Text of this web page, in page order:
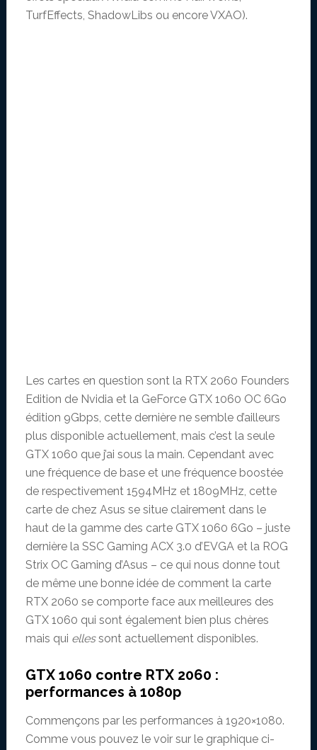
TurfEffects, ShadowLibs ou encore VXAO).
Les cartes en question sont la RTX 2060 Founders
Edition de Nvidia et la GeForce GTX 1060 OC 6Go
édition 9Gbps, cette dernière ne semble d’ailleurs
plus disponible actuellement, mais c’est la seule
GTX 1060 que j’ai sous la main. Cependant avec
une fréquence de base et une fréquence boostée
de respectivement 1594MHz et 1809MHz, cette
carte de chez Asus se situe clairement dans le
haut de la gamme des carte GTX 1060 6Go – juste
dernière la SSC Gaming ACX 3.0 d’EVGA et la ROG
Strix OC Gaming d’Asus – ce qui nous donne tout
de même une bonne idée de comment la carte
RTX 2060 se comporte face aux meilleures des
GTX 1060 qui sont également bien plus chères
mais qui ellessont actuellement disponibles.
GTX 1060 contre RTX 2060 :
performances à 1080p
Commençons par les performances à 1920×1080.
Comme vous pouvez le voir sur le graphique ci-